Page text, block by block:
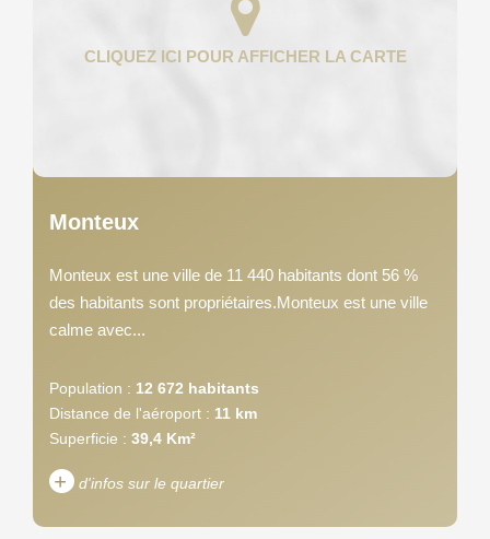
Monteux
Monteux est une ville de 11 440 habitants dont 56 %
des habitants sont propriétaires.Monteux est une ville
calme avec...
Population : 12 672 habitants
Distance de l'aéroport : 11 km
Superficie : 39,4 Km²
+ d'infos sur le quartier